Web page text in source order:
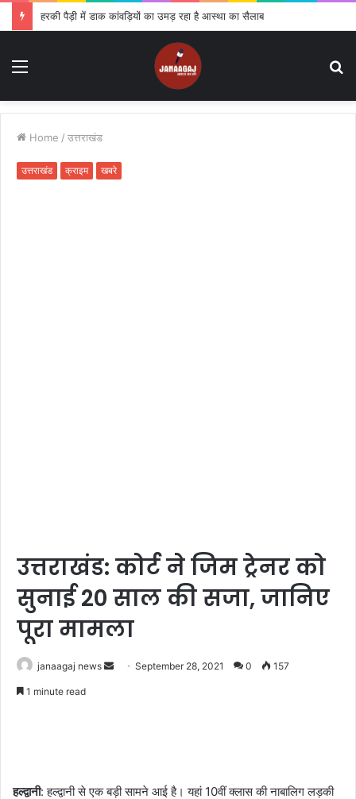
हरकी पैड़ी में डाक कांवड़ियों का उमड़ रहा है आस्था का सैलाब
Menu
Home / उत्तराखंड
उत्तराखंड क्राइम खबरे
उत्तराखंड: कोर्ट ने जिम ट्रेनर को
सुनाई 20 साल की सजा, जानिए
पूरा मामला
janaagaj news
SendSeptember 28, 2021 0 157
1 minute read
हल्द्वानी: हल्द्वानी से एक बड़ी सामने आई है। यहां 10वीं क्लास की नाबालिग लड़की